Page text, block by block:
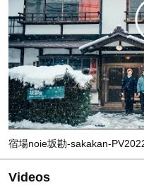
宿場noie坂勘-sakakan-
Videos